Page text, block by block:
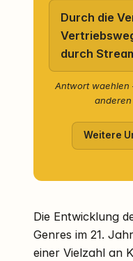
Durch die
durch
Antwort waehlen — danach siehst du, wie die
Weitere
Die Entwicklung
Genres im 21.
einer Vielzahl an